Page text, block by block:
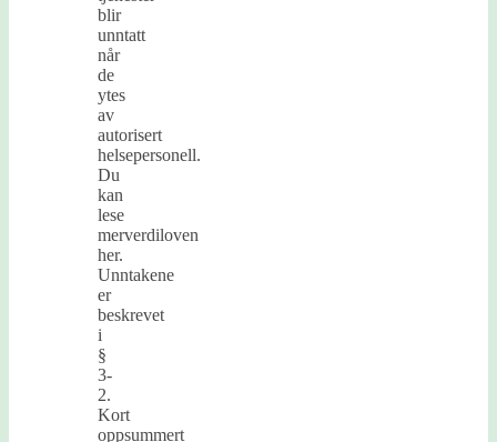
blir
unntatt
når
de
ytes
av
autorisert
helsepersonell.
Du
kan
lese
merverdiloven
her.
Unntakene
er
beskrevet
i
§
3-
2.
Kort
oppsummert